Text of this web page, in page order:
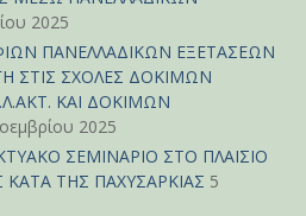
2025
ΠΑΝΕΛΛΑΔΙΚΩΝ ΕΞΕΤΑΣΕΩΝ
ΣΤΙΣ ΣΧΟΛΕΣ ΔΟΚΙΜΩΝ
ΚΑΙ ΔΟΚΙΜΩΝ
2025
ΣΕΜΙΝΑΡΙΟ ΣΤΟ ΠΛΑΙΣΙΟ
ΤΗΣ ΠΑΧΥΣΑΡΚΙΑΣ 5